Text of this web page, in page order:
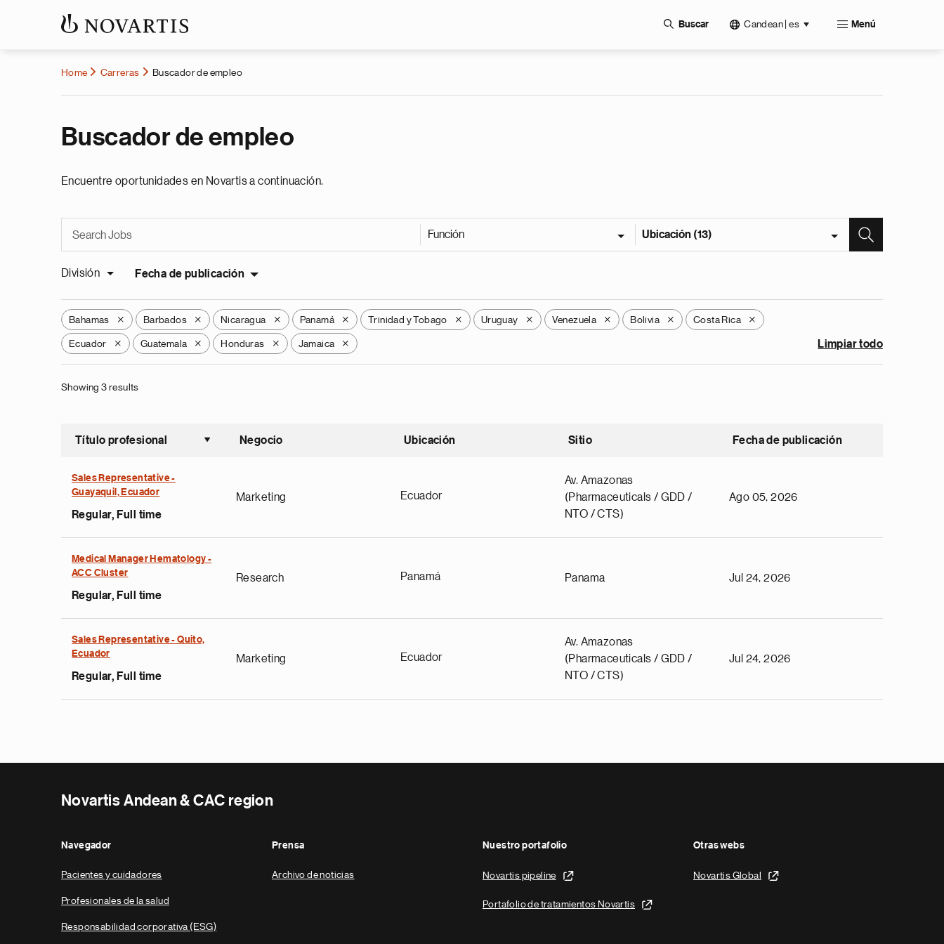
Buscar Candean | es Menú
Home Carreras Buscador de empleo
Buscador de empleo
Encuentre oportunidades en Novartis a continuación.
Función Ubicación (13)
División Fecha de publicación
Bahamas X Barbados X Nicaragua X Panamá X Trinidad y Tobago X Uruguay X Venezuela X Bolivia X Costa Rica X
Ecuador X Guatemala X Honduras X Jamaica X Limpiar todo
Showing 3 results
Título profesional
Ordenar ascendente
Negocio Ubicación Sitio Fecha de publicación
Sales Representative -
Guayaquil, Ecuador
Regular, Full time
Marketing Ecuador
Av. Amazonas
(Pharmaceuticals / GDD /
NTO / CTS)
Ago 05, 2026
Medical Manager Hematology -
ACC Cluster
Regular, Full time
Research Panamá Panama Jul 24, 2026
Sales Representative - Quito,
Ecuador
Regular, Full time
Marketing Ecuador
Av. Amazonas
(Pharmaceuticals / GDD /
NTO / CTS)
Jul 24, 2026
Novartis Andean & CAC region
Navegador
Pacientes y cuidadores
Profesionales de la salud
Responsabilidad corporativa (ESG)
Prensa
Archivo de noticias
Nuestro portafolio
Novartis pipeline
Portafolio de tratamientos Novartis
Otras webs
Novartis Global